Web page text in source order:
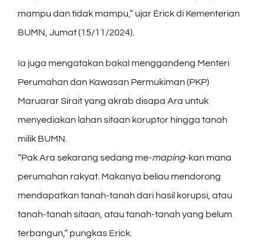
mampu dan tidak mampu,” ujar Erick di Kementerian
BUMN, Jumat (15/11/2024).
Ia juga mengatakan bakal menggandeng Menteri
Perumahan dan Kawasan Permukiman (PKP)
Maruarar Sirait yang akrab disapa Ara untuk
menyediakan lahan sitaan koruptor hingga tanah
milik BUMN.
“Pak Ara sekarang sedang me-maping-kan mana
perumahan rakyat. Makanya beliau mendorong
mendapatkan tanah-tanah dari hasil korupsi, atau
tanah-tanah sitaan, atau tanah-tanah yang belum
terbangun,” pungkas Erick.